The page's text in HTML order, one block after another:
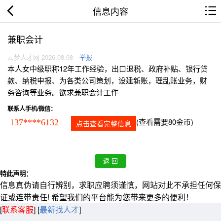
信息内容
兼职会计
云梦人才网 2026.08.08 举报
本人女中级职称12年工作经验，出口退税、政府补贴、银行贷
款、纳税申报、为各类公司策划，设建新账，理乱账业务，财
务咨询等业务。欲求兼职会计工作
联系人手机/微信：
137****6132 点击查看完整信息 (查看需要80金币)
特此声明：
信息真伪请自行辨别，求职应聘须谨慎，网站对此不承担任何保
证或连带责任! 希望我们的平台能为您带来更多的便利！
[联系客服] [最新找人才]